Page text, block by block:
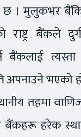
। मुलुकभर
राष्ट्र बैंकले
बैंकलाई
अपनाउने
तहमा
हरेक